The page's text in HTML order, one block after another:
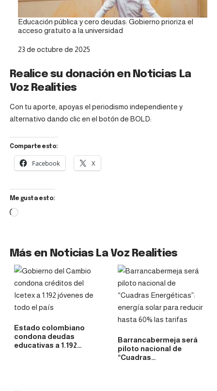
Educación pública y cero deudas: Gobierno prioriza el
acceso gratuito a la universidad
Fecha
23 de octubre de 2025
Realice su donación en Noticias La
Voz Realities
Con tu aporte, apoyas el periodismo independiente y
alternativo dando clic en el botón de BOLD:
Comparte esto:
Facebook X
Me gusta esto:
Más en Noticias La Voz Realities
Estado colombiano
condona deudas
educativas a 1.192…
Barrancabermeja será
piloto nacional de
“Cuadras…